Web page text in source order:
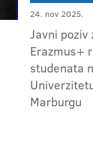
24. nov 2025.
Javni poziv
Erazmus+
studenata
Marburgu